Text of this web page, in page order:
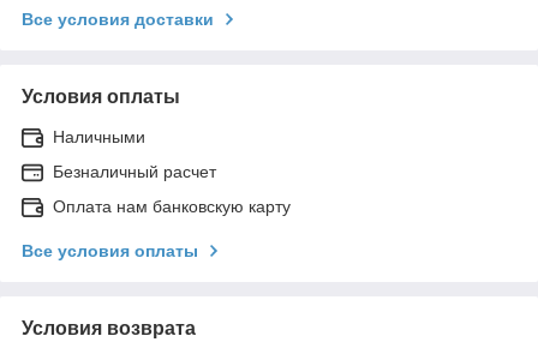
Все условия доставки
Условия оплаты
Наличными
Безналичный расчет
Оплата нам банковскую карту
Все условия оплаты
Условия возврата